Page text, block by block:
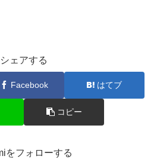
シェアする
Facebook はてブ
コピー
をフォローする